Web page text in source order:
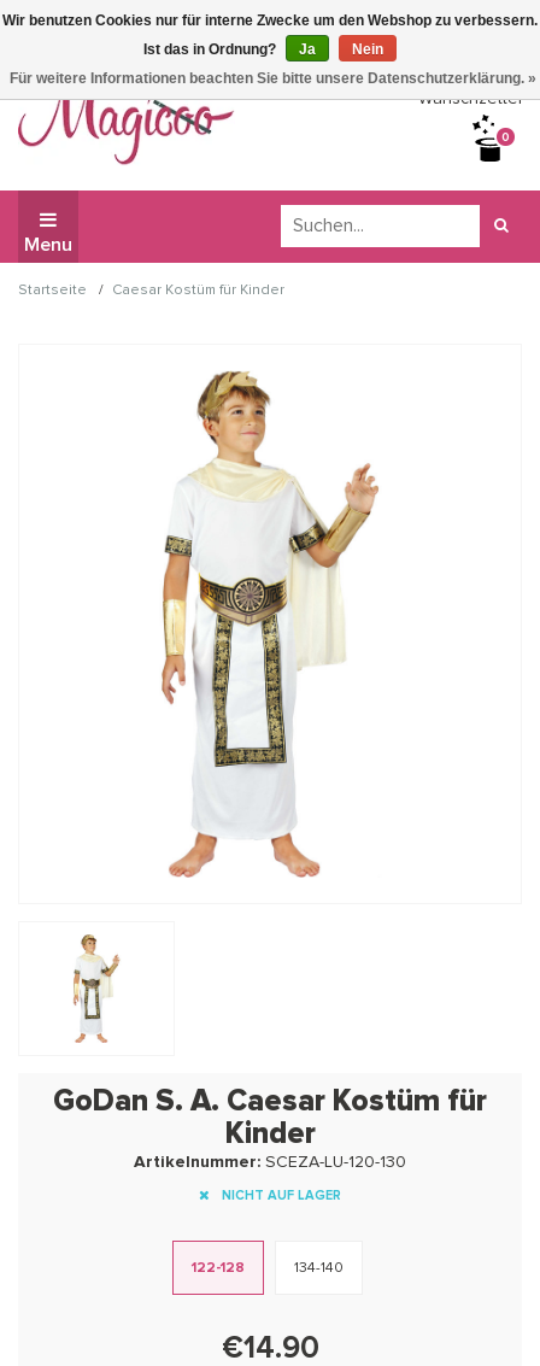
Wir haben Betriebsferien, daher können Sie derzeit nicht
bestellen.
Wunschzettel
0
Menu
Startseite / Caesar Kostüm für Kinder
GoDan S. A. Caesar Kostüm für
Kinder
Artikelnummer: SCEZA-LU-120-130
NICHT AUF LAGER
122-128 134-140
€14.90
Wir benutzen Cookies nur für interne Zwecke um den Webshop zu verbessern.
Ist das in Ordnung?
Ja
Nein
Für weitere Informationen beachten Sie bitte unsere Datenschutzerklärung. »